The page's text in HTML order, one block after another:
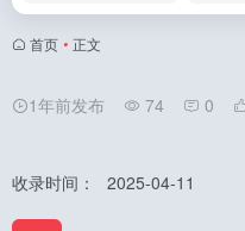
首页 • 正文
1年前发布 74 0
收录时间： 2025-04-11